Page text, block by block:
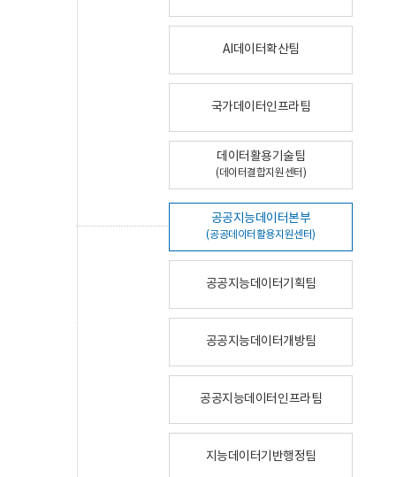
AI데이터확산팀
국가데이터인프라팀
데이터활용기술팀
(데이터결합지원센터)
공공지능데이터본부
(공공데이터활용지원센터)
공공지능데이터기획팀
공공지능데이터개방팀
공공지능데이터인프라팀
지능데이터기반행정팀